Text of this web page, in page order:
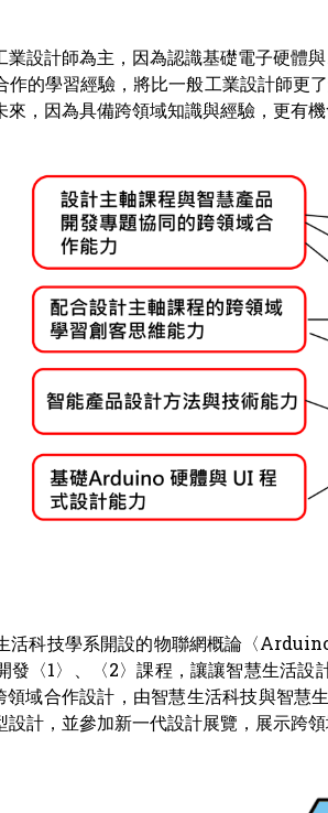
業設計師為主，因為認識基礎電子硬體
的學習經驗，將比一般工業設計師更
，因為具備跨領域知識與經驗，更有機
活科技學系開設的物聯網概論〈
發〈1〉、〈2〉課程，讓讓智慧生活
域合作設計，由智慧生活科技與智
計，並參加新一代設計展覽，展示跨領